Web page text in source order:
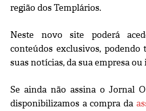
região dos Templários.
Neste novo site poderá
conteúdos exclusivos, podendo
suas notícias, da sua empresa
Se ainda não assina o Jornal
disponibilizamos a compra da